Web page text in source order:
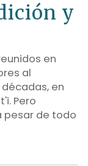
y
en
al
en
Pero
pesar de todo